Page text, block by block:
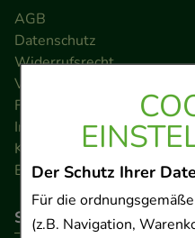
Der Schutz Ihrer
Für die
(z.B. Navigation,
AGB
Datenschutz
Widerrufsrecht
Versandkosten
FAQ
Impressum
Kontakt
Barrierefreiheitserklärung
So können Sie bezahlen